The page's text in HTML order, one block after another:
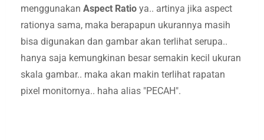
menggunakan Aspect Ratio ya.. artinya jika aspect
rationya sama, maka berapapun ukurannya masih
bisa digunakan dan gambar akan terlihat serupa..
hanya saja kemungkinan besar semakin kecil ukuran
skala gambar.. maka akan makin terlihat rapatan
pixel monitornya.. haha alias "PECAH".